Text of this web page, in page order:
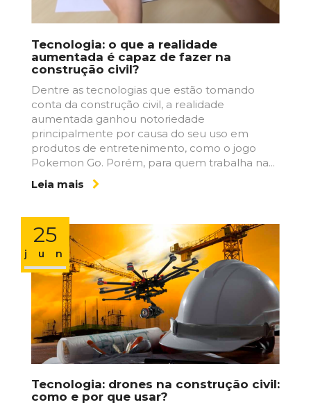
Tecnologia: o que a realidade
aumentada é capaz de fazer na
construção civil?
Dentre as tecnologias que estão tomando
conta da construção civil, a realidade
aumentada ganhou notoriedade
principalmente por causa do seu uso em
produtos de entretenimento, como o jogo
Pokemon Go. Porém, para quem trabalha na...
Leia mais
25
jun
Tecnologia: drones na construção civil:
como e por que usar?